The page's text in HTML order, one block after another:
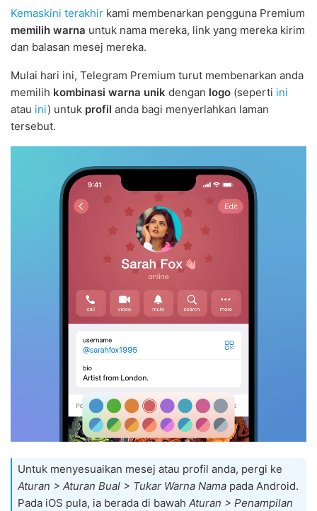
Kemaskini terakhir kami membenarkan pengguna Premium
memilih warna untuk nama mereka, link yang mereka kirim
dan balasan mesej mereka.
Mulai hari ini, Telegram Premium turut membenarkan anda
memilih kombinasi warna unik dengan logo (seperti ini
atau ini) untuk profil anda bagi menyerlahkan laman
tersebut.
Untuk menyesuaikan mesej atau profil anda, pergi ke
Aturan > Aturan Bual > Tukar Warna Nama pada Android.
Pada iOS pula, ia berada di bawah Aturan > Penampilan